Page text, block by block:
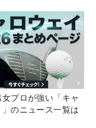
プロが強い「キャ
」のニュース一覧は